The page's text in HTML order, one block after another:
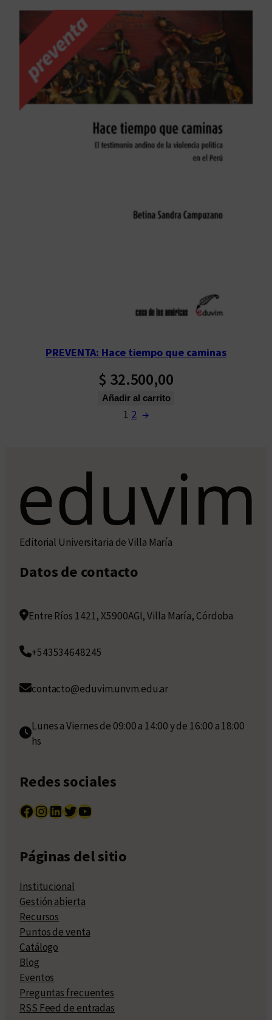
PREVENTA: Hace tiempo que caminas
$ 32.500,00
Añadir al carrito
1 2 →
Editorial Universitaria de Villa María
Datos de contacto
Entre Ríos 1421, X5900AGI, Villa María, Córdoba
+543534648245
contacto@eduvim.unvm.edu.ar
Lunes a Viernes de 09:00 a 14:00 y de 16:00 a 18:00
hs
Redes sociales
Facebook InstagramLinkedIn Twitter YouTube
Páginas del sitio
Institucional
Gestión abierta
Recursos
Puntos de venta
Catálogo
Blog
Eventos
Preguntas frecuentes
RSS Feed de entradas